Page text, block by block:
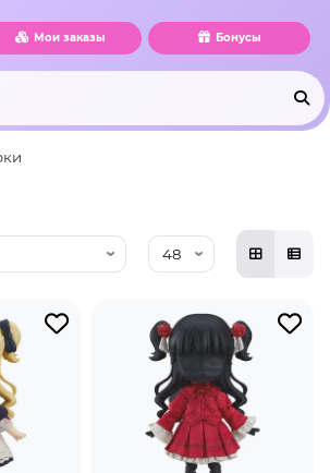
Мои заказы Бонусы